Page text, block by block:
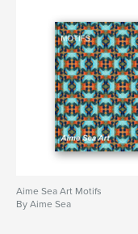
Aime Sea Art Motifs
By Aime Sea